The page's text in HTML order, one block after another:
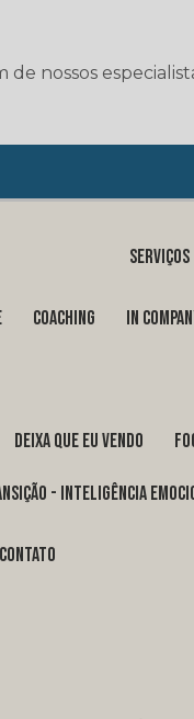
nossos
Serviços
Coaching in
DEIXA QUE EU VENDO
- INTELIGÊNCIA
Contato